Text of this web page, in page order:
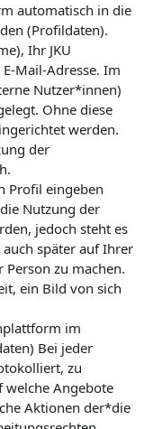
automatisch in die
(Profildaten).
Ihr JKU
Mail-Adresse. Im
Nutzer*innen)
Ohne diese
werden.
der
Profil eingeben
Nutzung der
jedoch steht es
später auf Ihrer
zu machen.
ein Bild von sich
im
Bei jeder
zu
Angebote
Aktionen der*die